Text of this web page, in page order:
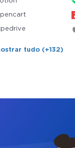
tudo (+132)